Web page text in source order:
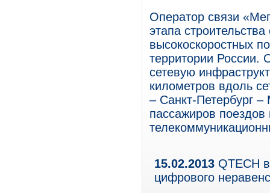
Оператор связи
этапа
высокоскоростных
территории России.
сетевую
километров вдоль
– Санкт-Петербург
пассажиров
15.02.2013 QTECH
цифрового